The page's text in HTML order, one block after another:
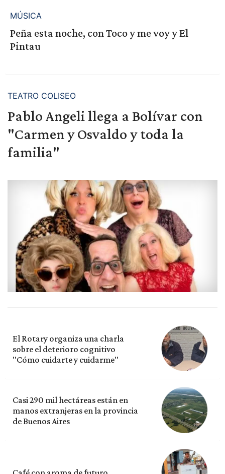
MÚSICA
Peña esta noche, con Toco y me voy y El
Pintau
TEATRO COLISEO
Pablo Angeli llega a Bolívar con
"Carmen y Osvaldo y toda la
familia"
El Rotary organiza una charla
sobre el deterioro cognitivo
"Cómo cuidarte y cuidarme"
Casi 290 mil hectáreas están en
manos extranjeras en la provincia
de Buenos Aires